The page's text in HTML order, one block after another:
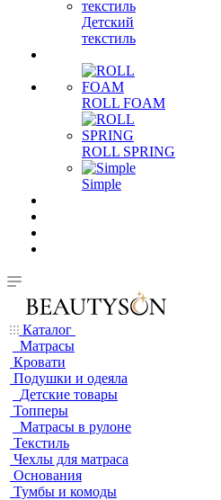
Детский
текстиль
ROLL FOAM
ROLL SPRING
Simple
Каталог
Матрасы
Кровати
Подушки и одеяла
Детские товары
Топперы
Матрасы в рулоне
Текстиль
Чехлы для матраса
Основания
Тумбы и комоды